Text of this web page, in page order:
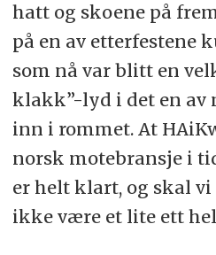
hatt og skoene på
på en av etterfestene
som nå var blitt en
klakk”-lyd i det en av
inn i rommet. At
norsk motebransje i
er helt klart, og skal
ikke være et lite ett